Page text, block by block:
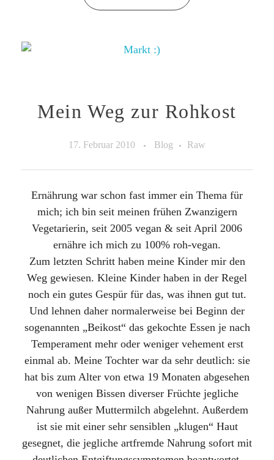
Mein Weg zur Rohkost
17. Februar 2010 Blog Raw
Ernährung war schon fast immer ein Thema für
mich; ich bin seit meinen frühen Zwanzigern
Vegetarierin, seit 2005 vegan & seit April 2006
ernähre ich mich zu 100% roh-vegan.
Zum letzten Schritt haben meine Kinder mir den
Weg gewiesen. Kleine Kinder haben in der Regel
noch ein gutes Gespür für das, was ihnen gut tut.
Und lehnen daher normalerweise bei Beginn der
sogenannten „Beikost“ das gekochte Essen je nach
Temperament mehr oder weniger vehement erst
einmal ab. Meine Tochter war da sehr deutlich: sie
hat bis zum Alter von etwa 19 Monaten abgesehen
von wenigen Bissen diverser Früchte jegliche
Nahrung außer Muttermilch abgelehnt. Außerdem
ist sie mit einer sehr sensiblen „klugen“ Haut
gesegnet, die jegliche artfremde Nahrung sofort mit